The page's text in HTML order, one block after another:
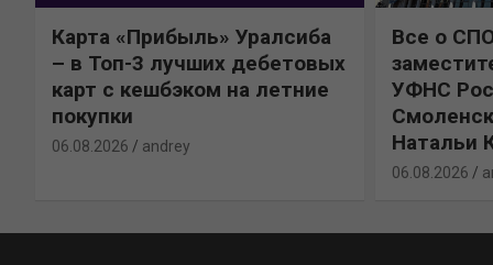
Карта «Прибыль» Уралсиба
– в Топ-3 лучших дебетовых
карт с кешбэком на летние
покупки
06.08.2026 andrey
Все о
УФНС
Натальи
06.08.2026